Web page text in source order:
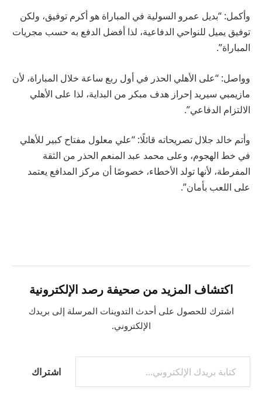
وأكمل: “بديل عمرو السولية في المباراة هو أكرم توفيق، ولكن
توفيق يميل للنواحي الدفاعية، لذا أفضل الدفع به حسب مجريات
المباراة”.
وواصل: “على الأهلي الحذر في أول ربع ساعة خلال المباراة، لأن
مازيمبي سيريد إحراز هدف مبكر من البداية، لذا على الأهلي
الالتزام الدفاعي”.
وأتم خالد جلال تصريحاته قائلًا: “علي معلول مفتاح كبير للأهلي
في خط الهجوم، وعلى محمد عبد المنعم الحذر من الثقة
المفرطة، لأنها تولد الأخطاء، خصوصًا أن مركز المدافع يعتمد
على اللعب بأمان”.
اكتشاف المزيد من صحيفة رصد الإلكترونية
اشترك للحصول على أحدث التدوينات المرسلة إلى بريدك
الإلكتروني.
كتابة بريدك الإلكتروني...
اشتراك